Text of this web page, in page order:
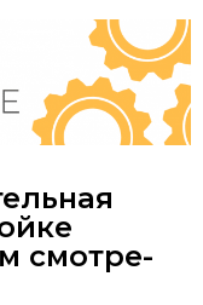
смотре-